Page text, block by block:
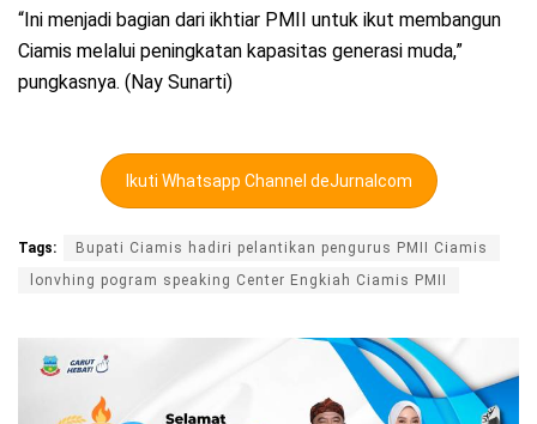
“Ini menjadi bagian dari ikhtiar PMII untuk ikut membangun
Ciamis melalui peningkatan kapasitas generasi muda,”
pungkasnya. (Nay Sunarti)
Ikuti Whatsapp Channel deJurnalcom
Tags:
Bupati Ciamis hadiri pelantikan pengurus PMII Ciamis
lonvhing pogram speaking Center Engkiah Ciamis PMII